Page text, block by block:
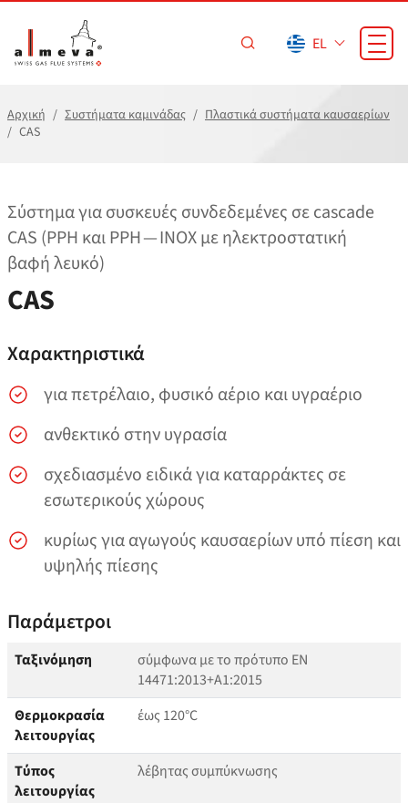
EL
Αρχική Συστήματα καμινάδας
Πλαστικά συστήματα καυσαερίων
CAS
Σύστημα για συσκευές συνδεδεμένες σε cascade
CAS (PPH και PPH — INOX με ηλεκτροστατική
βαφή λευκό)
CAS
Χαρακτηριστικά
για πετρέλαιο, φυσικό αέριο και υγραέριο
ανθεκτικό στην υγρασία
σχεδιασμένο ειδικά για καταρράκτες σε
εσωτερικούς χώρους
κυρίως για αγωγούς καυσαερίων υπό πίεση και
υψηλής πίεσης
Παράμετροι
Ταξινόμηση
σύμφωνα με το πρότυπο EN
14471:2013+A1:2015
Θερμοκρασία
λειτουργίας
έως 120°C
Τύπος
λειτουργίας
λέβητας συμπύκνωσης